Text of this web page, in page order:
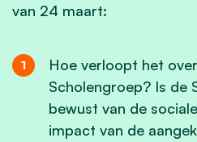
van 24 maart:
Hoe verloopt het
Scholengroep? Is de
bewust van de
impact van de